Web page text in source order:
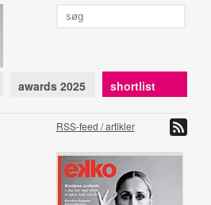
awards 2025 shortlist
RSS-feed / artikler